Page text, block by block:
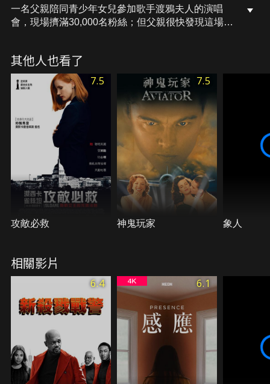
一名父親陪同青少年女兒參加歌手渡鴉夫人的演唱
會，現場擠滿30,000名粉絲；但父親很快發現這場演
會，他於是展開鬥智鬥力的逃脫計畫。
其他人也看了
7.5
攻敵必救
7.5
神鬼玩家 象人
相關影片
6.4 6.1